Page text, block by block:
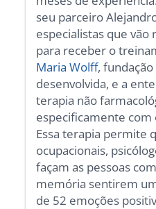
seu parceiro
especialistas que
para receber o
Maria Wolff,
desenvolvida, e a
terapia não
especificamente
Essa terapia permite
ocupacionais,
façam as pessoas
memória sentirem
de 52 emoções